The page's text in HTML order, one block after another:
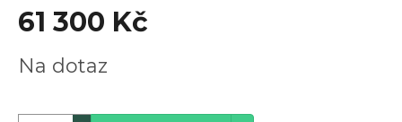
61 300 Kč
cena:
Na dotaz